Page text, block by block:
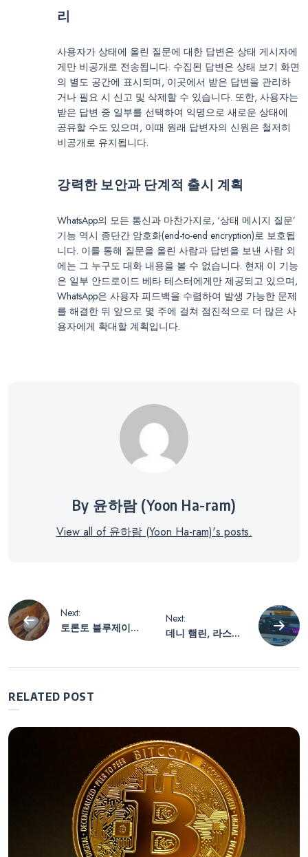
리
사용자가 상태에 올린 질문에 대한 답변은 상태 게시자에
게만 비공개로 전송됩니다. 수집된 답변은 상태 보기 화면
의 별도 공간에 표시되며, 이곳에서 받은 답변을 관리하
거나 필요 시 신고 및 삭제할 수 있습니다. 또한, 사용자는
받은 답변 중 일부를 선택하여 익명으로 새로운 상태에
공유할 수도 있으며, 이때 원래 답변자의 신원은 철저히
비공개로 유지됩니다.
강력한 보안과 단계적 출시 계획
WhatsApp의 모든 통신과 마찬가지로, ‘상태 메시지 질문’
기능 역시 종단간 암호화(end-to-end encryption)로 보호됩
니다. 이를 통해 질문을 올린 사람과 답변을 보낸 사람 외
에는 그 누구도 대화 내용을 볼 수 없습니다. 현재 이 기능
은 일부 안드로이드 베타 테스터에게만 제공되고 있으며,
WhatsApp은 사용자 피드백을 수렴하여 발생 가능한 문제
를 해결한 뒤 앞으로 몇 주에 걸쳐 점진적으로 더 많은 사
용자에게 확대할 계획입니다.
By 윤하람 (Yoon Ha-ram)
View all of 윤하람 (Yoon Ha-ram)'s posts.
글
탐
색
Next:
토론토 블루제이
Next:
데니 햄린, 라스베
RELATED POST